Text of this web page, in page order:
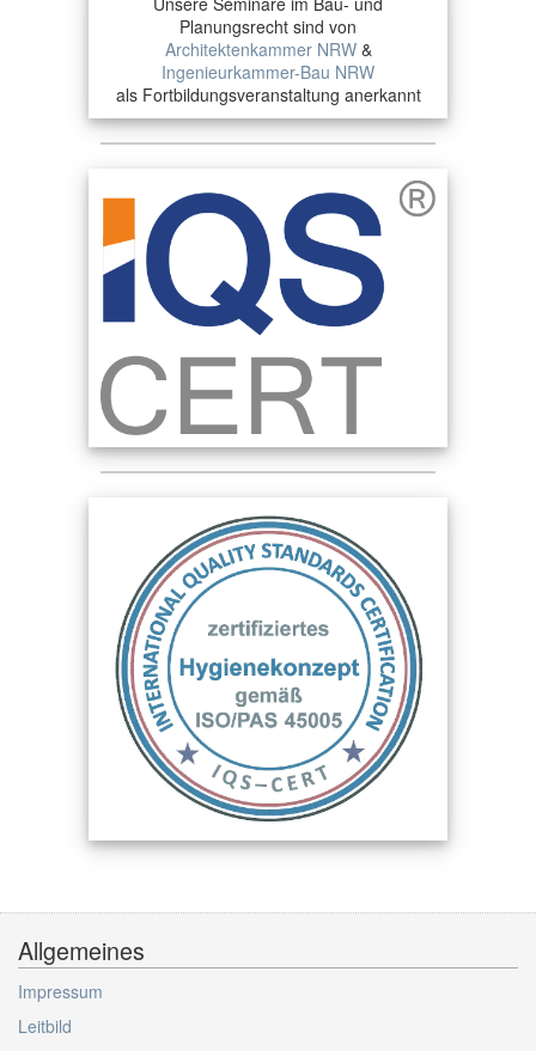
Planungsrecht sind von
Architektenkammer NRW&
Ingenieurkammer-Bau NRW
als Fortbildungsveranstaltung anerkannt
Allgemeines
Impressum
Leitbild